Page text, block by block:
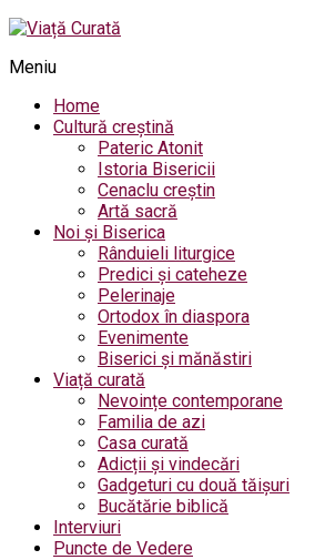
Meniu
Home
Cultură creștină
Pateric Atonit
Istoria Bisericii
Cenaclu creștin
Artă sacră
Noi și Biserica
Rânduieli liturgice
Predici și cateheze
Pelerinaje
Ortodox în diaspora
Evenimente
Biserici și mănăstiri
Viață curată
Nevoințe contemporane
Familia de azi
Casa curată
Adicții și vindecări
Gadgeturi cu două tăișuri
Bucătărie biblică
Interviuri
Puncte de Vedere